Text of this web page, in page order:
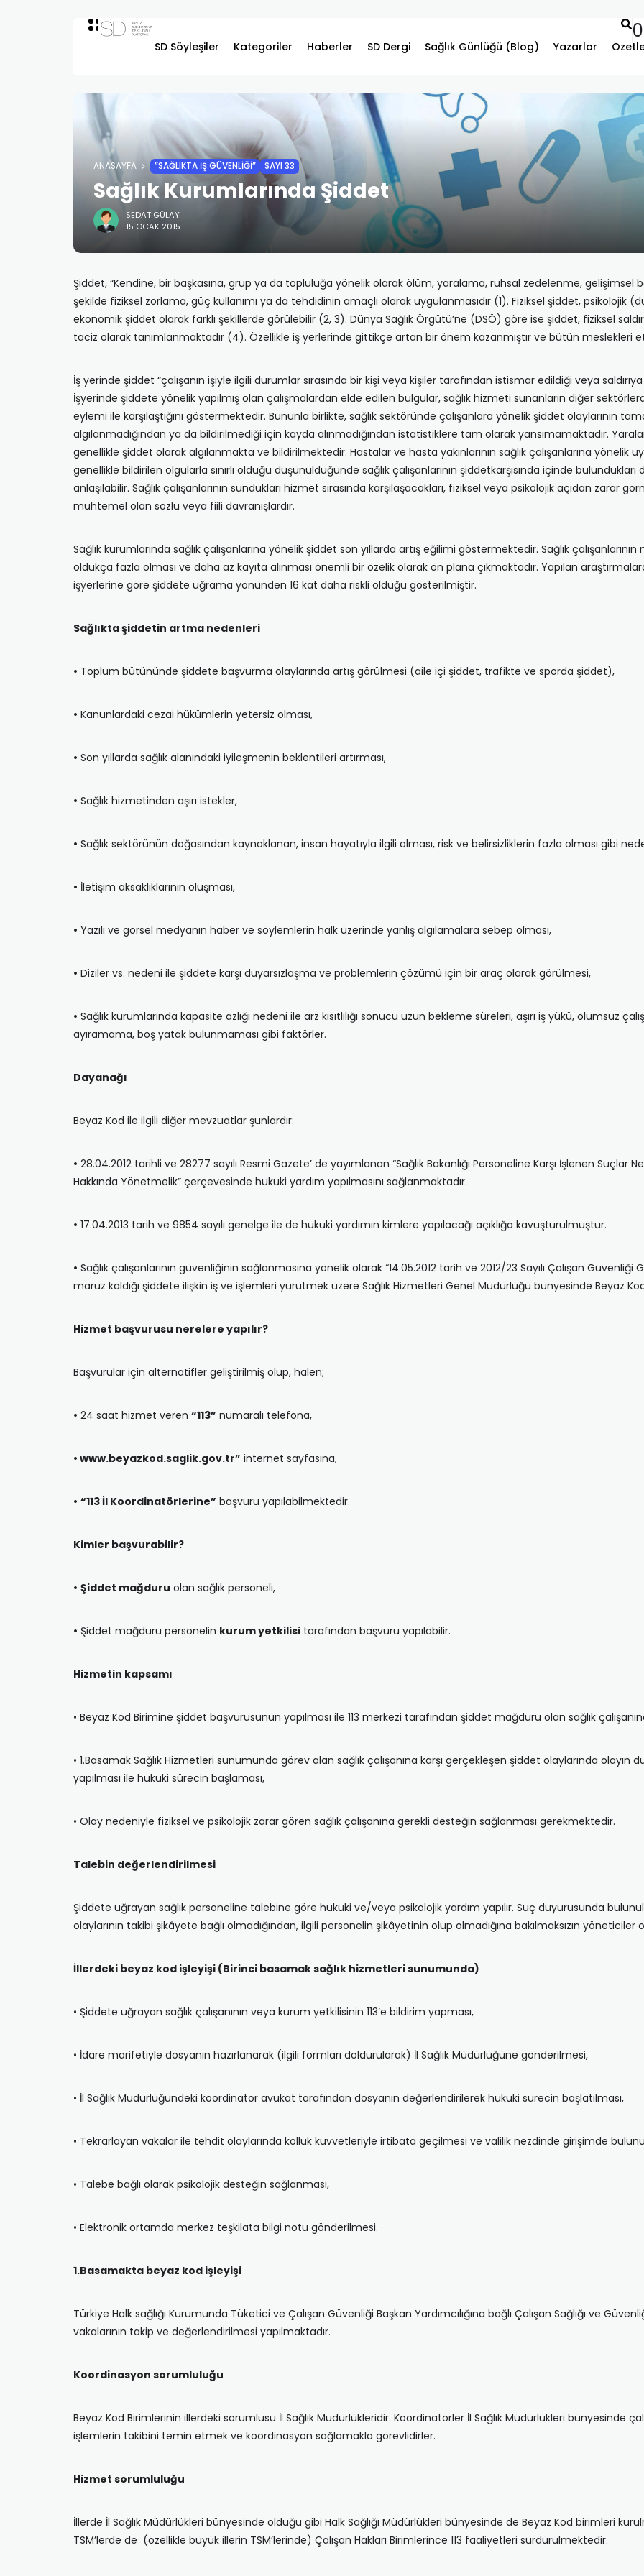
SD Söyleşiler Kategoriler Haberler SD Dergi Sağlık Günlüğü (Blog) Yazarlar
ANASAYFA ”SAĞLIKTA İŞ GÜVENLIĞI” SAYI 33
Sağlık Kurumlarında Şiddet
SEDAT GÜLAY
15 OCAK 2015
Şiddet, “Kendine, bir başkasına, grup ya da topluluğa yönelik olarak ölüm, yaralama, ruhsal zedelenme,
şekilde fiziksel zorlama, güç kullanımı ya da tehdidinin amaçlı olarak uygulanmasıdır (1). Fiziksel şiddet, psikolojik
ekonomik şiddet olarak farklı şekillerde görülebilir (2, 3). Dünya Sağlık Örgütü’ne (DSÖ) göre ise şiddet, fiziksel
taciz olarak tanımlanmaktadır (4). Özellikle iş yerlerinde gittikçe artan bir önem kazanmıştır ve bütün meslekleri
İş yerinde şiddet “çalışanın işiyle ilgili durumlar sırasında bir kişi veya kişiler tarafından istismar edildiği veya
İşyerinde şiddete yönelik yapılmış olan çalışmalardan elde edilen bulgular, sağlık hizmeti sunanların diğer
eylemi ile karşılaştığını göstermektedir. Bununla birlikte, sağlık sektöründe çalışanlara yönelik şiddet olaylarının
algılanmadığından ya da bildirilmediği için kayda alınmadığından istatistiklere tam olarak yansımamaktadır.
genellikle şiddet olarak algılanmakta ve bildirilmektedir. Hastalar ve hasta yakınlarının sağlık çalışanlarına yönelik
genellikle bildirilen olgularla sınırlı olduğu düşünüldüğünde sağlık çalışanlarının şiddetkarşısında içinde
anlaşılabilir. Sağlık çalışanlarının sundukları hizmet sırasında karşılaşacakları, fiziksel veya psikolojik açıdan zarar
muhtemel olan sözlü veya fiili davranışlardır.
Sağlık kurumlarında sağlık çalışanlarına yönelik şiddet son yıllarda artış eğilimi göstermektedir. Sağlık
oldukça fazla olması ve daha az kayıta alınması önemli bir özelik olarak ön plana çıkmaktadır. Yapılan
işyerlerine göre şiddete uğrama yönünden 16 kat daha riskli olduğu gösterilmiştir.
Sağlıkta şiddetin artma nedenleri
• Toplum bütününde şiddete başvurma olaylarında artış görülmesi (aile içi şiddet, trafikte ve sporda şiddet),
• Kanunlardaki cezai hükümlerin yetersiz olması,
• Son yıllarda sağlık alanındaki iyileşmenin beklentileri artırması,
• Sağlık hizmetinden aşırı istekler,
• Sağlık sektörünün doğasından kaynaklanan, insan hayatıyla ilgili olması, risk ve belirsizliklerin fazla olması gibi
• İletişim aksaklıklarının oluşması,
• Yazılı ve görsel medyanın haber ve söylemlerin halk üzerinde yanlış algılamalara sebep olması,
• Diziler vs. nedeni ile şiddete karşı duyarsızlaşma ve problemlerin çözümü için bir araç olarak görülmesi,
• Sağlık kurumlarında kapasite azlığı nedeni ile arz kısıtlılığı sonucu uzun bekleme süreleri, aşırı iş yükü, olumsuz
ayıramama, boş yatak bulunmaması gibi faktörler.
Dayanağı
Beyaz Kod ile ilgili diğer mevzuatlar şunlardır:
• 28.04.2012 tarihli ve 28277 sayılı Resmi Gazete’ de yayımlanan “Sağlık Bakanlığı Personeline Karşı İşlenen Suçlar
Hakkında Yönetmelik” çerçevesinde hukuki yardım yapılmasını sağlanmaktadır.
• 17.04.2013 tarih ve 9854 sayılı genelge ile de hukuki yardımın kimlere yapılacağı açıklığa kavuşturulmuştur.
• Sağlık çalışanlarının güvenliğinin sağlanmasına yönelik olarak “14.05.2012 tarih ve 2012/23 Sayılı Çalışan Güvenliği
maruz kaldığı şiddete ilişkin iş ve işlemleri yürütmek üzere Sağlık Hizmetleri Genel Müdürlüğü bünyesinde Beyaz
Hizmet başvurusu nerelere yapılır?
Başvurular için alternatifler geliştirilmiş olup, halen;
• 24 saat hizmet veren “113” numaralı telefona,
• www.beyazkod.saglik.gov.tr” internet sayfasına,
• “113 İl Koordinatörlerine” başvuru yapılabilmektedir.
Kimler başvurabilir?
• Şiddet mağduru olan sağlık personeli,
• Şiddet mağduru personelin kurum yetkilisi tarafından başvuru yapılabilir.
Hizmetin kapsamı
• Beyaz Kod Birimine şiddet başvurusunun yapılması ile 113 merkezi tarafından şiddet mağduru olan sağlık
• 1.Basamak Sağlık Hizmetleri sunumunda görev alan sağlık çalışanına karşı gerçekleşen şiddet olaylarında
yapılması ile hukuki sürecin başlaması,
• Olay nedeniyle fiziksel ve psikolojik zarar gören sağlık çalışanına gerekli desteğin sağlanması gerekmektedir.
Talebin değerlendirilmesi
Şiddete uğrayan sağlık personeline talebine göre hukuki ve/veya psikolojik yardım yapılır. Suç duyurusunda
olaylarının takibi şikâyete bağlı olmadığından, ilgili personelin şikâyetinin olup olmadığına bakılmaksızın
İllerdeki beyaz kod işleyişi (Birinci basamak sağlık hizmetleri sunumunda)
• Şiddete uğrayan sağlık çalışanının veya kurum yetkilisinin 113’e bildirim yapması,
• İdare marifetiyle dosyanın hazırlanarak (ilgili formları doldurularak) İl Sağlık Müdürlüğüne gönderilmesi,
• İl Sağlık Müdürlüğündeki koordinatör avukat tarafından dosyanın değerlendirilerek hukuki sürecin başlatılması,
• Tekrarlayan vakalar ile tehdit olaylarında kolluk kuvvetleriyle irtibata geçilmesi ve valilik nezdinde girişimde
• Talebe bağlı olarak psikolojik desteğin sağlanması,
• Elektronik ortamda merkez teşkilata bilgi notu gönderilmesi.
1.Basamakta beyaz kod işleyişi
Türkiye Halk sağlığı Kurumunda Tüketici ve Çalışan Güvenliği Başkan Yardımcılığına bağlı Çalışan Sağlığı ve
vakalarının takip ve değerlendirilmesi yapılmaktadır.
Koordinasyon sorumluluğu
Beyaz Kod Birimlerinin illerdeki sorumlusu İl Sağlık Müdürlükleridir. Koordinatörler İl Sağlık Müdürlükleri bünyesinde
işlemlerin takibini temin etmek ve koordinasyon sağlamakla görevlidirler.
Hizmet sorumluluğu
İllerde İl Sağlık Müdürlükleri bünyesinde olduğu gibi Halk Sağlığı Müdürlükleri bünyesinde de Beyaz Kod birimleri
TSM’lerde de (özellikle büyük illerin TSM’lerinde) Çalışan Hakları Birimlerince 113 faaliyetleri sürdürülmektedir.